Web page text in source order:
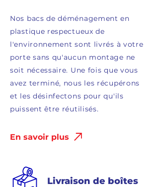
Nos bacs de déménagement en
plastique respectueux de
l'environnement sont livrés à votre
porte sans qu'aucun montage ne
soit nécessaire. Une fois que vous
avez terminé, nous les récupérons
et les désinfectons pour qu'ils
puissent être réutilisés.
En savoir plus
Livraison de boîtes